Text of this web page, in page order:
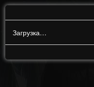
Загрузка…